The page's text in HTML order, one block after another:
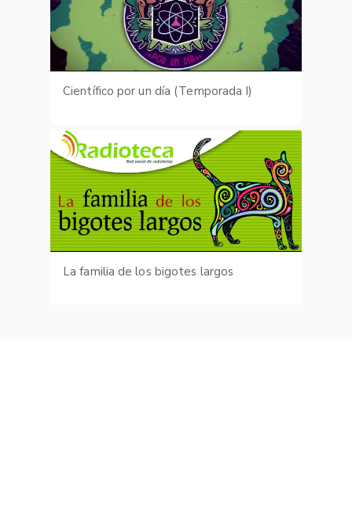
Científico por un día (Temporada I)
La familia de los bigotes largos